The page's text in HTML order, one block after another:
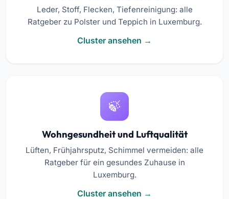
Leder, Stoff, Flecken, Tiefenreinigung: alle
Ratgeber zu Polster und Teppich in Luxemburg.
Cluster ansehen
Wohngesundheit und Luftqualität
Lüften, Frühjahrsputz, Schimmel vermeiden: alle
Ratgeber für ein gesundes Zuhause in
Luxemburg.
Cluster ansehen